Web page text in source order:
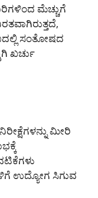
ಮೆಚ್ಚುಗೆ
ಸಂತೋಷದ
ಖರ್ಚು
ಮೀರಿ
ಉದ್ಯೋಗ ಸಿಗುವ